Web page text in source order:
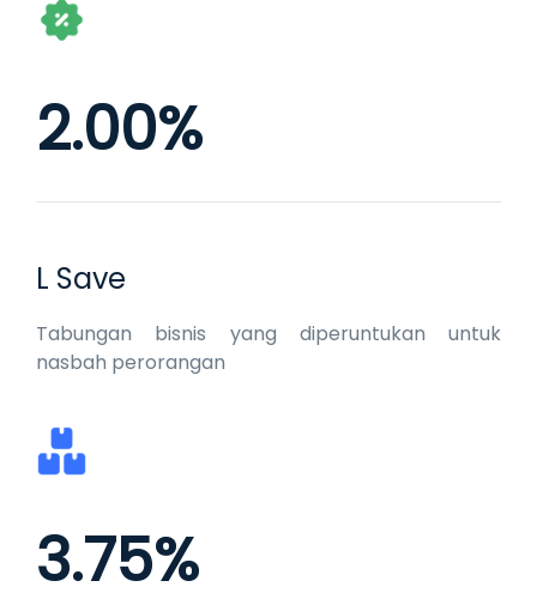
2.00%
L Save
Tabungan bisnis yang diperuntukan untuk
nasbah perorangan
3.75%